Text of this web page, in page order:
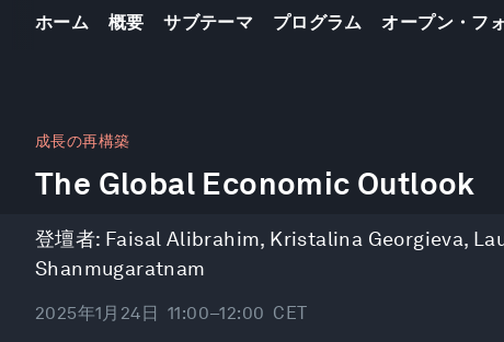
ホーム 概要 サブテーマ プログラム オープン・フ
成長の再構築
The Global Economic Outlook
登壇者: Faisal Alibrahim, Kristalina Georgieva,
Shanmugaratnam
2025年1月24日 11:00–12:00 CET
seconds
58
minutes,
90%